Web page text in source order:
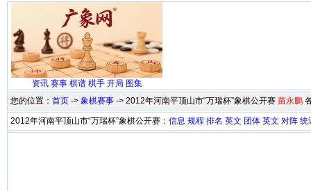
资讯 赛事 棋谱 棋手 开局 图集
您的位置： 首页 -> 象棋赛事 -> 2012年河南平顶山市“万瑞杯”象棋公开赛 苗永鹏
2012年河南平顶山市“万瑞杯”象棋公开赛： 信息 规程 排名 英文 团体 英文 对阵 统